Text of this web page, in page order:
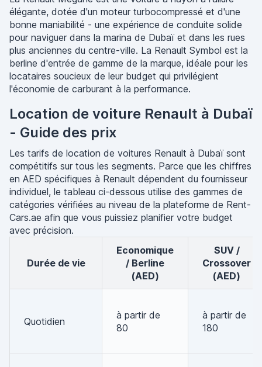
élégante, dotée d'un moteur turbocompressé et d'une
bonne maniabilité - une expérience de conduite solide
pour naviguer dans la marina de Dubaï et dans les rues
plus anciennes du centre-ville. La Renault Symbol est la
berline d'entrée de gamme de la marque, idéale pour les
locataires soucieux de leur budget qui privilégient
l'économie de carburant à la performance.
Location de voiture Renault à Dubaï
- Guide des prix
Les tarifs de location de voitures Renault à Dubaï sont
compétitifs sur tous les segments. Parce que les chiffres
en AED spécifiques à Renault dépendent du fournisseur
individuel, le tableau ci-dessous utilise des gammes de
catégories vérifiées au niveau de la plateforme de Rent-
Cars.ae afin que vous puissiez planifier votre budget
avec précision.
Durée de vie
Economique
/ Berline
(AED)
SUV /
Crossover
(AED)
Quotidien
à partir de
80
à partir de
180